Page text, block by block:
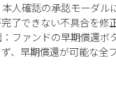
本人確認の承認モーダ
了できない不具合を修
：ファンドの早期償還
、早期償還が可能な全